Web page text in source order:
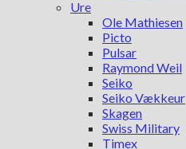
Ure
Ole Mathiesen
Picto
Pulsar
Raymond Weil
Seiko
Seiko Vækkeur
Skagen
Swiss Military
Timex